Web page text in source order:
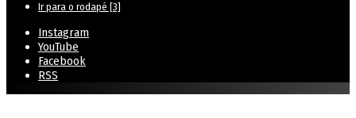
Ir para o rodapé [3]
Instagram
YouTube
Facebook
RSS